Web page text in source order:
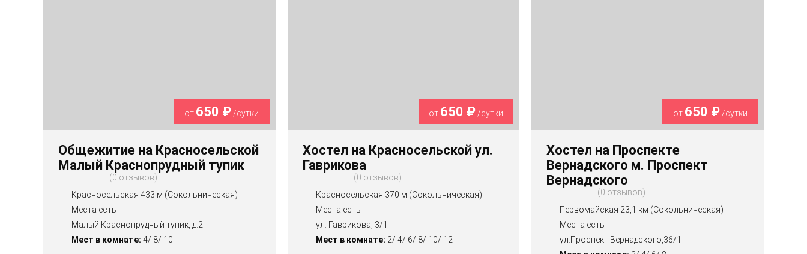
от 650 ₽ /сутки
Общежитие на Красносельской
Малый Краснопрудный тупик
0 отзывов
Красносельская 433 м (Сокольническая)
Места есть
Малый Краснопрудный тупик, д.2
Мест в комнате: 4/ 8/ 10
от 650 ₽ /сутки
Хостел на Красносельской ул.
Гаврикова
0 отзывов
Красносельская 370 м (Сокольническая)
Места есть
ул. Гаврикова, 3/1
Мест в комнате: 2/ 4/ 6/ 8/ 10/ 12
от 650 ₽/сутки
Хостел на Проспекте
Вернадского м. Проспект
Вернадского
0 отзывов
Первомайская 23,1 км (Сокольническая)
Места есть
ул.Проспект Вернадского,36/1